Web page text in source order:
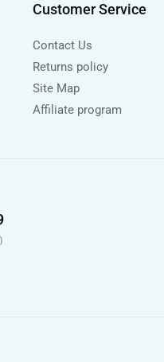
Customer Service
Contact Us
Returns policy
Site Map
Affiliate program